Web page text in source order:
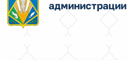
администрации